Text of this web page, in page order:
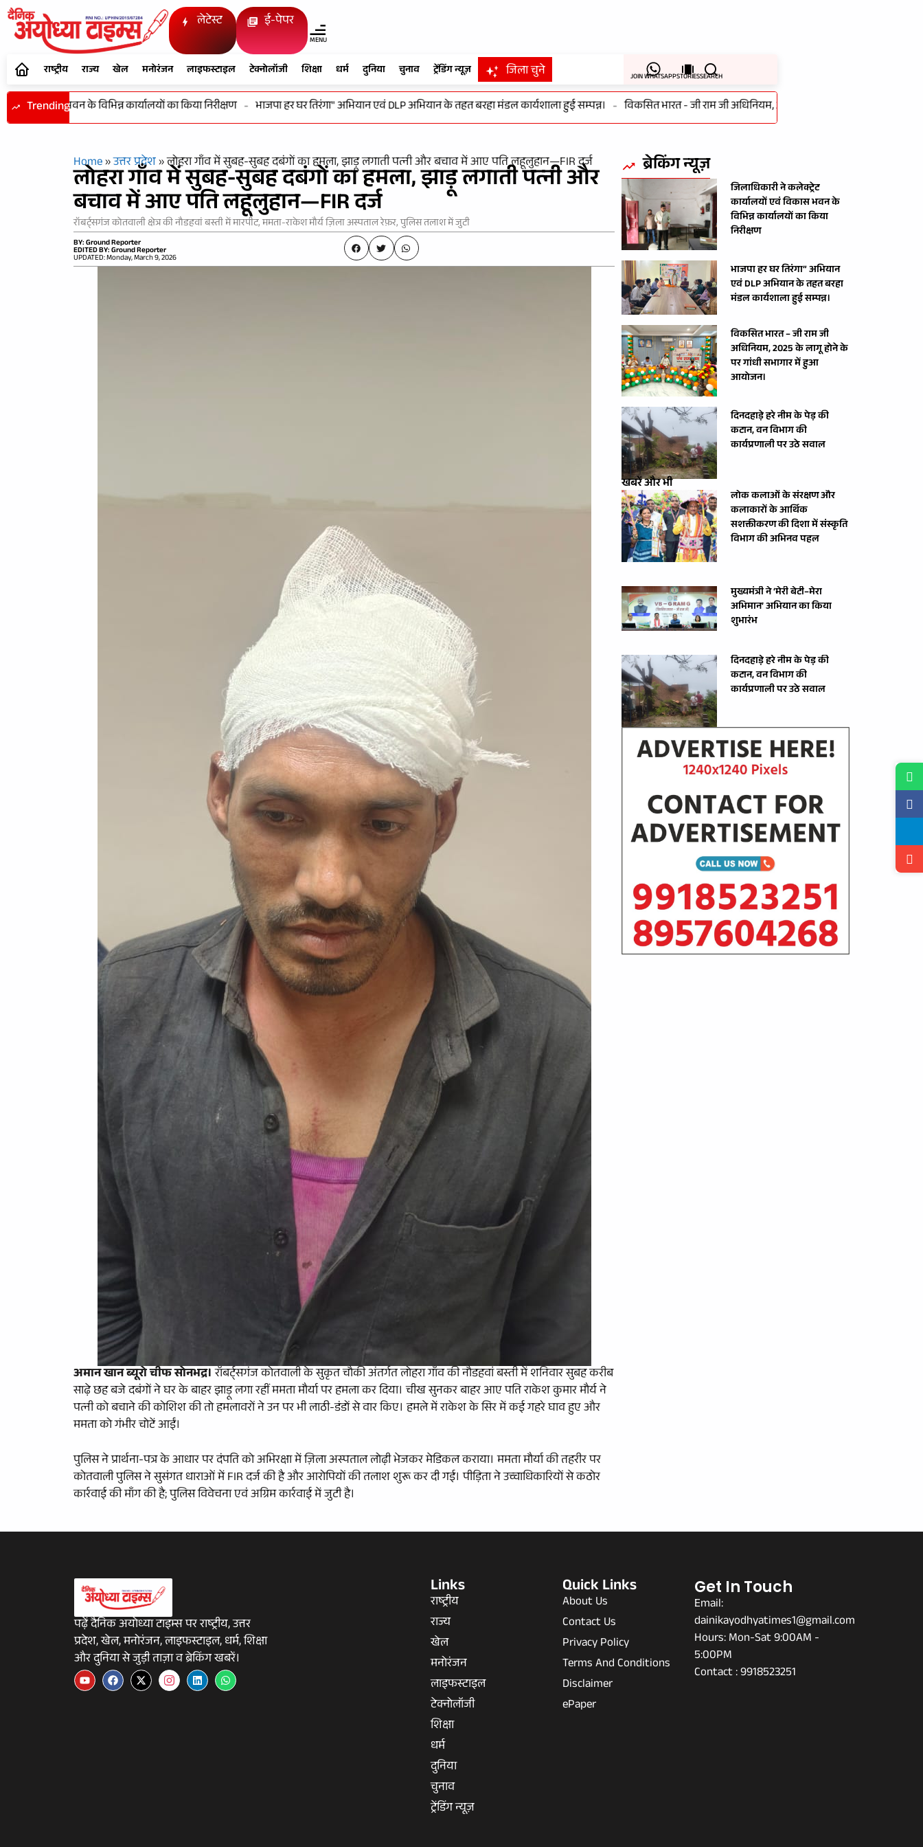
लेटेस्ट ई-पेपर
MENU
राष्ट्रीय राज्य खेल मनोरंजन लाइफस्टाइल टेक्नोलॉजी शिक्षा धर्म दुनिया चुनाव ट्रेंडिंग न्यूज़ जिला चुने JOIN WHATSAPPSTORIESSEARCH
Trending
विकास भवन के विभिन्न कार्यालयों का किया निरीक्षण - भाजपा हर घर तिरंगा" अभियान एवं DLP अभियान के तहत बरहा मंडल कार्यशाला हुई सम्पन्न। - विकसित भारत - जी राम जी अधिनियम, 2025 के लागू होने के पर गांधी सभागार में
Home»उत्तर प्रदेश»लोहरा गाँव में सुबह-सुबह दबंगों का हमला, झाड़ू लगाती पत्नी और बचाव में आए पति लहूलुहान—FIR दर्ज
लोहरा गाँव में सुबह-सुबह दबंगों का हमला, झाड़ू लगाती पत्नी और
बचाव में आए पति लहूलुहान—FIR दर्ज
रॉबर्ट्सगंज कोतवाली क्षेत्र की नौडहवां बस्ती में मारपीट, ममता-राकेश मौर्य ज़िला अस्पताल रेफ़र, पुलिस तलाश में जुटी
BY: Ground Reporter
EDITED BY: Ground Reporter
UPDATED: Monday, March 9, 2026
अमान खान ब्यूरो चीफ सोनभद्र।रॉबर्ट्सगंज कोतवाली के सुकृत चौकी अंतर्गत लोहरा गाँव की नौडहवां बस्ती में शनिवार सुबह करीब
साढ़े छह बजे दबंगों ने घर के बाहर झाड़ू लगा रहीं ममता मौर्या पर हमला कर दिया। चीख सुनकर बाहर आए पति राकेश कुमार मौर्य ने
पत्नी को बचाने की कोशिश की तो हमलावरों ने उन पर भी लाठी-डंडों से वार किए। हमले में राकेश के सिर में कई गहरे घाव हुए और
ममता को गंभीर चोटें आईं।
पुलिस ने प्रार्थना-पत्र के आधार पर दंपति को अभिरक्षा में ज़िला अस्पताल लोढ़ी भेजकर मेडिकल कराया। ममता मौर्या की तहरीर पर
कोतवाली पुलिस ने सुसंगत धाराओं में FIR दर्ज की है और आरोपियों की तलाश शुरू कर दी गई। पीड़िता ने उच्चाधिकारियों से कठोर
कार्रवाई की माँग की है; पुलिस विवेचना एवं अग्रिम कार्रवाई में जुटी है।
ब्रेकिंग न्यूज़
जिलाधिकारी ने कलेक्ट्रेट
कार्यालयों एवं विकास भवन के
विभिन्न कार्यालयों का किया
निरीक्षण
भाजपा हर घर तिरंगा” अभियान
एवं DLP अभियान के तहत बरहा
मंडल कार्यशाला हुई सम्पन्न।
विकसित भारत – जी राम जी
अधिनियम, 2025 के लागू होने के
पर गांधी सभागार में हुआ
आयोजन।
दिनदहाड़े हरे नीम के पेड़ की
कटान, वन विभाग की
कार्यप्रणाली पर उठे सवाल
खबरें और भी
लोक कलाओं के संरक्षण और
कलाकारों के आर्थिक
सशक्तीकरण की दिशा में संस्कृति
विभाग की अभिनव पहल
मुख्यमंत्री ने ‘मेरी बेटी–मेरा
अभिमान’ अभियान का किया
शुभारंभ
दिनदहाड़े हरे नीम के पेड़ की
कटान, वन विभाग की
कार्यप्रणाली पर उठे सवाल
पढ़ें दैनिक अयोध्या टाइम्स पर राष्ट्रीय, उत्तर
प्रदेश, खेल, मनोरंजन, लाइफस्टाइल, धर्म, शिक्षा
और दुनिया से जुड़ी ताज़ा व ब्रेकिंग खबरें।
Links
राष्ट्रीय
राज्य
खेल
मनोरंजन
लाइफस्टाइल
टेक्नोलॉजी
शिक्षा
धर्म
दुनिया
चुनाव
ट्रेंडिंग न्यूज़
Quick Links
About Us
Contact Us
Privacy Policy
Terms And Conditions
Disclaimer
ePaper
Get In Touch
Email:
dainikayodhyatimes1@gmail.com
Hours: Mon-Sat 9:00AM -
5:00PM
Contact : 9918523251